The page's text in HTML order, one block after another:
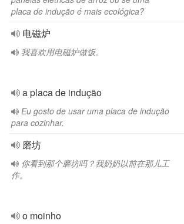
placa de indução é mais ecológica?
电磁炉
我喜欢用电磁炉做饭。
a placa de indução
Eu gosto de usar uma placa de indução
para cozinhar.
磨坊
你看到那个磨坊吗？我奶奶以前在那儿工
作。
o moinho